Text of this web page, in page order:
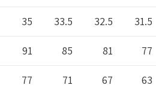
31.5
32.5
33.5
35
77
81
85
91
63
67
71
77